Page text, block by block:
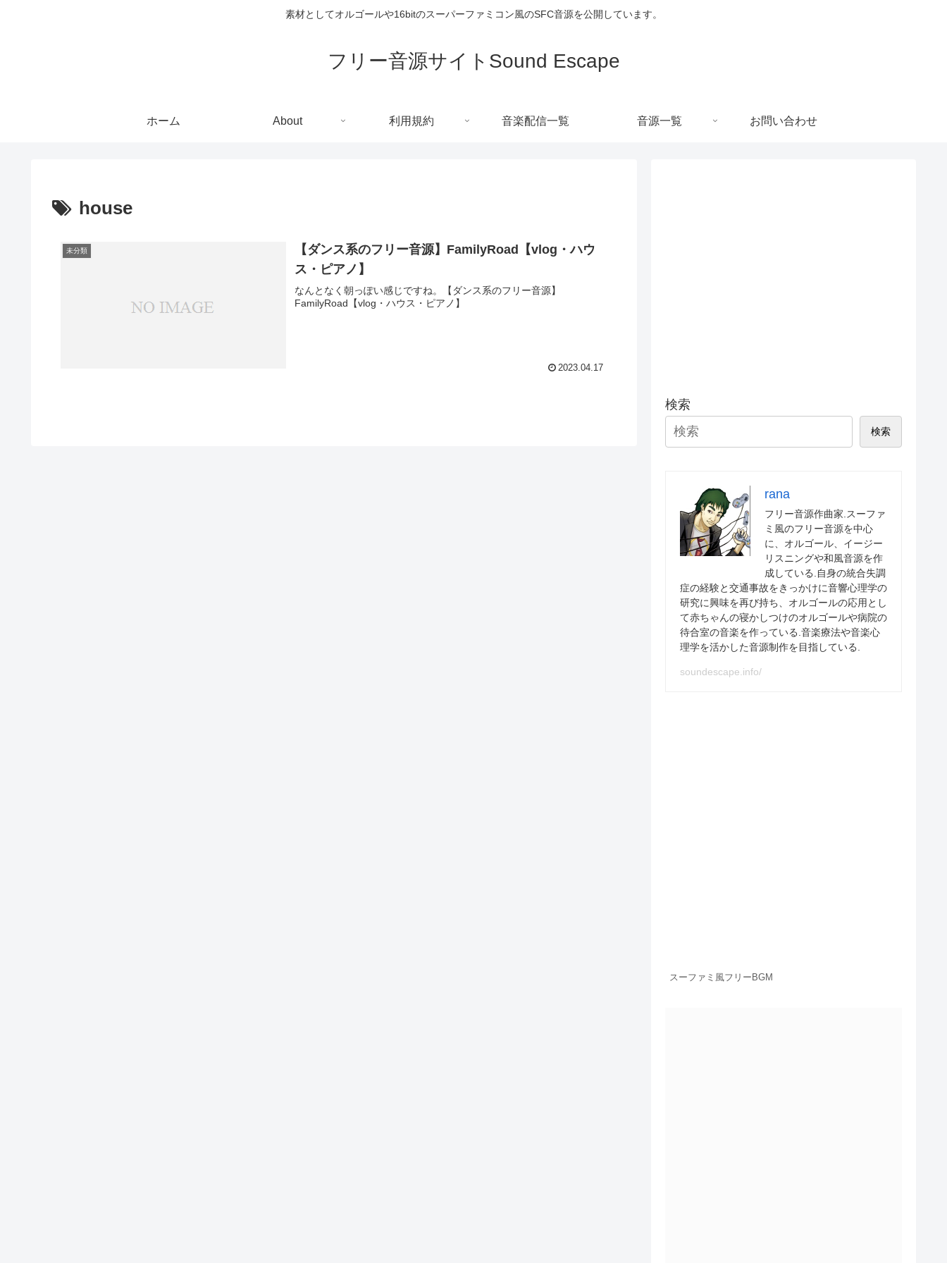
素材としてオルゴールや16bitのスーパーファミコン風のSFC音源を公開しています。
フリー音源サイトSound Escape
ホーム About 利用規約 音楽配信一覧 音源一覧 お問い合わせ
house
未分類
【ダンス系のフリー音源】FamilyRoad【vlog・ハウ
ス・ピアノ】
なんとなく朝っぽい感じですね。【ダンス系のフリー音源】
FamilyRoad【vlog・ハウス・ピアノ】
2023.04.17
検索
検索
rana
フリー音源作曲家.スーファ
ミ風のフリー音源を中心
に、オルゴール、イージー
リスニングや和風音源を作
成している.自身の統合失調
症の経験と交通事故をきっかけに音響心理学の
研究に興味を再び持ち、オルゴールの応用とし
て赤ちゃんの寝かしつけのオルゴールや病院の
待合室の音楽を作っている.音楽療法や音楽心
理学を活かした音源制作を目指している.
soundescape.info/
スーファミ風フリーBGM